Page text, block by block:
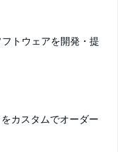
トウェアを開発・提
カスタムでオーダー